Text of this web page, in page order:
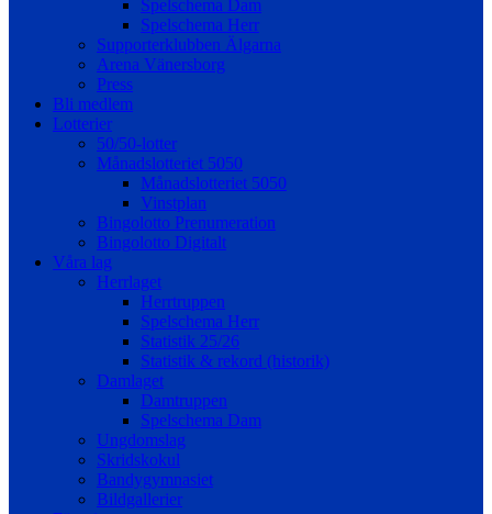
Spelschema Dam
Spelschema Herr
Supporterklubben Älgarna
Arena Vänersborg
Press
Bli medlem
Lotterier
50/50-lotter
Månadslotteriet 5050
Månadslotteriet 5050
Vinstplan
Bingolotto Prenumeration
Bingolotto Digitalt
Våra lag
Herrlaget
Herrtruppen
Spelschema Herr
Statistik 25/26
Statistik & rekord (historik)
Damlaget
Damtruppen
Spelschema Dam
Ungdomslag
Skridskokul
Bandygymnasiet
Bildgallerier